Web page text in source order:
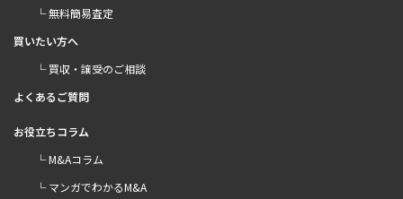
└ 無料簡易査定
買いたい方へ
└ 買収・譲受のご相談
よくあるご質問
お役立ちコラム
└ M&Aコラム
└ マンガでわかるM&A